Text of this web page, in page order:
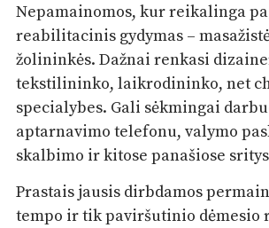
Nepamainomos, kur reikalinga
reabilitacinis gydymas –
žolininkės. Dažnai renkasi
tekstilininko, laikrodininko, net
specialybes. Gali sėkmingai
aptarnavimo telefonu, valymo
skalbimo ir kitose panašiose
Prastais jausis dirbdamos
tempo ir tik paviršutinio dėmesio